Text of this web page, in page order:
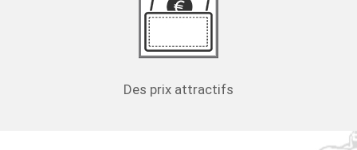
Des prix attractifs